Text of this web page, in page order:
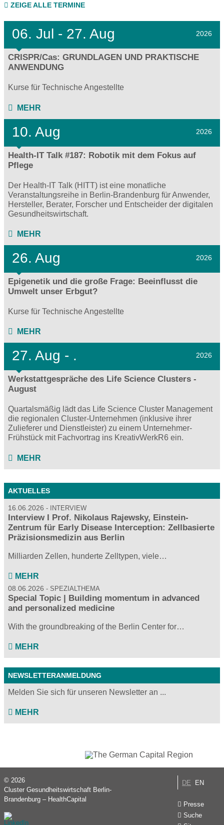
ZEIGE ALLE TERMINE
06. Jul - 27. Aug 2026
CRISPR/Cas: GRUNDLAGEN UND PRAKTISCHE
ANWENDUNG
Kurse für Technische Angestellte
MEHR
10. Aug 2026
Health-IT Talk #187: Robotik mit dem Fokus auf
Pflege
Der Health-IT Talk (HITT) ist eine monatliche
Veranstaltungsreihe in Berlin-Brandenburg für Anwender,
Hersteller, Berater, Forscher und Entscheider der digitalen
Gesundheitswirtschaft.
MEHR
26. Aug 2026
Epigenetik und die große Frage: Beeinflusst die
Umwelt unser Erbgut?
Kurse für Technische Angestellte
MEHR
27. Aug - . 2026
Werkstattgespräche des Life Science Clusters -
August
Quartalsmäßig lädt das Life Science Cluster Management
die regionalen Cluster-Unternehmen (inklusive ihrer
Zulieferer und Dienstleister) zu einem Unternehmer-
Frühstück mit Fachvortrag ins KreativWerkR6 ein.
MEHR
AKTUELLES
16.06.2026 INTERVIEW
Interview I Prof. Nikolaus Rajewsky, Einstein-
Zentrum für Early Disease Interception: Zellbasierte
Präzisionsmedizin aus Berlin
Milliarden Zellen, hunderte Zelltypen, viele…
MEHR
08.06.2026 SPEZIALTHEMA
Special Topic | Building momentum in advanced
and personalized medicine
With the groundbreaking of the Berlin Center for…
MEHR
NEWSLETTERANMELDUNG
Melden Sie sich für unseren Newsletter an ...
MEHR
DE EN
Presse
Suche
© 2026
Cluster Gesundheitswirtschaft Berlin-
Brandenburg – HealthCapital